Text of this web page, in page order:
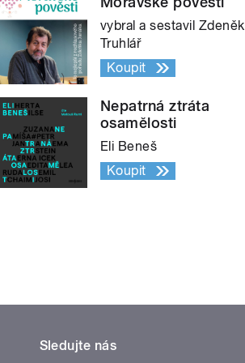
vybral a sestavil Zdeněk
Truhlář
Koupit
Nepatrná ztráta
osamělosti
Eli Beneš
Koupit
Sledujte nás